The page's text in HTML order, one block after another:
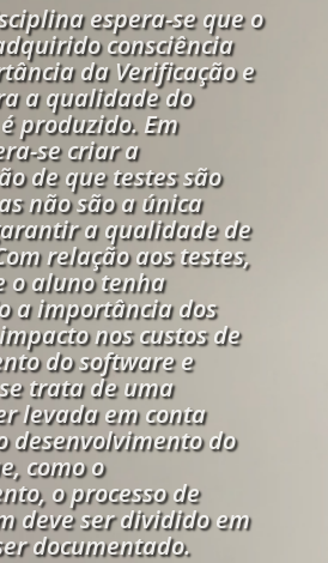
espera-se que o
consciência
da Verificação e
a qualidade do
produzido. Em
se criar a
de que testes são
não são a única
a qualidade de
relação aos testes,
o aluno tenha
a importância dos
nos custos de
do software e
trata de uma
levada em conta
desenvolvimento do
como o
o processo de
deve ser dividido em
documentado.